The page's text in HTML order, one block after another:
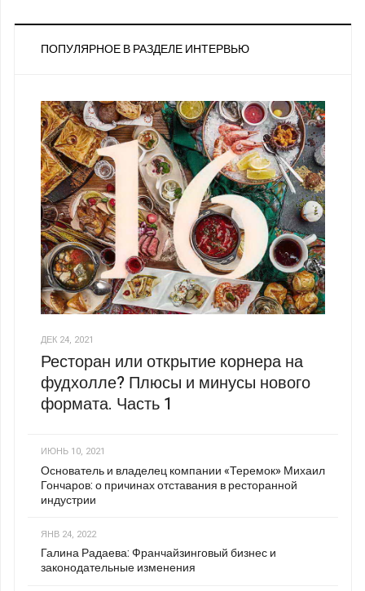
ПОПУЛЯРНОЕ В РАЗДЕЛЕ ИНТЕРВЬЮ
ДЕК 24, 2021
Ресторан или открытие корнера на
фудхолле? Плюсы и минусы нового
формата. Часть 1
ИЮНЬ 10, 2021
Основатель и владелец компании «Теремок» Михаил
Гончаров: о причинах отставания в ресторанной
индустрии
ЯНВ 24, 2022
Галина Радаева: Франчайзинговый бизнес и
законодательные изменения